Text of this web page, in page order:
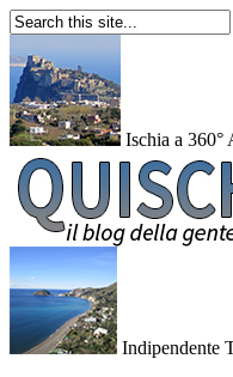
Ischia a 360°
Indipendente